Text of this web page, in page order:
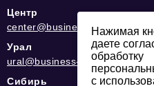
Центр
center@business-
Урал
ural@business-magazine.online
Сибирь
Нажимая
даете
обработку
с